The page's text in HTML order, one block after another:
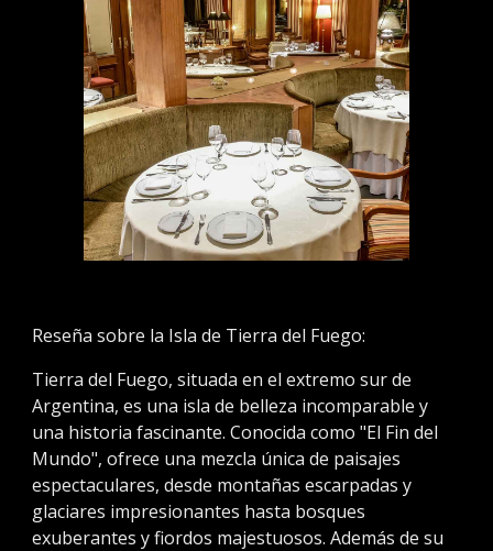
Reseña sobre la Isla de Tierra del Fuego:
Tierra del Fuego, situada en el extremo sur de
Argentina, es una isla de belleza incomparable y
una historia fascinante. Conocida como "El Fin del
Mundo", ofrece una mezcla única de paisajes
espectaculares, desde montañas escarpadas y
glaciares impresionantes hasta bosques
exuberantes y fiordos majestuosos. Además de su